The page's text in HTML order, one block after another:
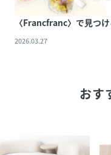
(
〈Francfranc〉で見つ
2026.03.27
おす